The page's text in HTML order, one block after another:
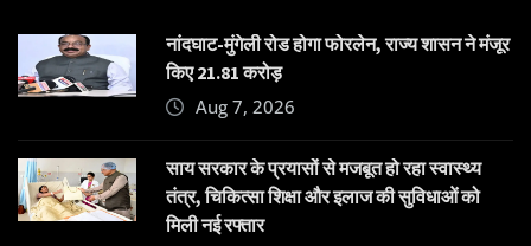
नांदघाट-मुंगेली रोड होगा फोरलेन, राज्य शासन ने मंजूर
किए 21.81 करोड़
Aug 7, 2026
साय सरकार के प्रयासों से मजबूत हो रहा स्वास्थ्य
तंत्र, चिकित्सा शिक्षा और इलाज की सुविधाओं को
मिली नई रफ्तार